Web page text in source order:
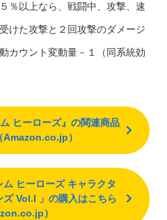
％以上なら、戦闘中、攻撃、速
けた攻撃と２回攻撃のダメージ
カウント変動量－１（同系統効
ヒーローズ』の関連商品
Amazon.co.jp）
ム ヒーローズ キャラクタ
Vol.I 」の購入はこちら
）